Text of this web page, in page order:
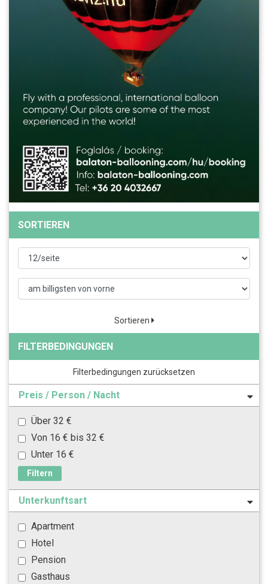
SORTIEREN
Sortieren
FILTERBEDINGUNGEN
Filterbedingungen zurücksetzen
Preis / Person / Nacht
Über 32 €
Von 16 € bis 32 €
Unter 16 €
Filtern
Unterkunftsart
Apartment
Hotel
Pension
Gasthaus